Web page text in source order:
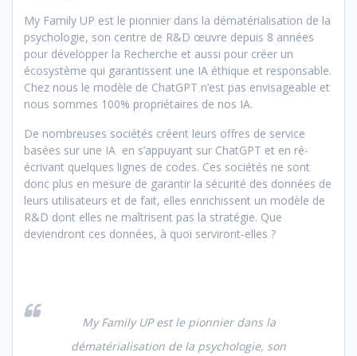
My Family UP est le pionnier dans la dématérialisation de la
psychologie, son centre de R&D œuvre depuis 8 années
pour développer la Recherche et aussi pour créer un
écosystème qui garantissent une IA éthique et responsable.
Chez nous le modèle de ChatGPT n’est pas envisageable et
nous sommes 100% propriétaires de nos IA.
De nombreuses sociétés créent leurs offres de service
basées sur une IA en s’appuyant sur ChatGPT et en ré-
écrivant quelques lignes de codes. Ces sociétés ne sont
donc plus en mesure de garantir la sécurité des données de
leurs utilisateurs et de fait, elles enrichissent un modèle de
R&D dont elles ne maîtrisent pas la stratégie. Que
deviendront ces données, à quoi serviront-elles ?
My Family UP est le pionnier dans la
dématérialisation de la psychologie, son